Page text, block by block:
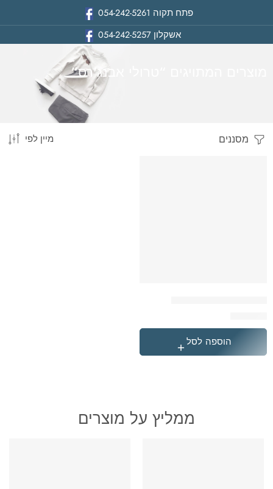
פתח תקוה 054-242-5261
אשקלון054-242-5257
מוצרים המתויגים “טרולי אבנג'רס”
ביתמסננים מיין לפי
הוספה לסל
ממליץ על מוצרים